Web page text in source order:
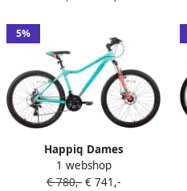
5%
Happiq Dames
mountainbike – Voor
volwassenen – 21
1 webshop
€ 780,- € 741,-